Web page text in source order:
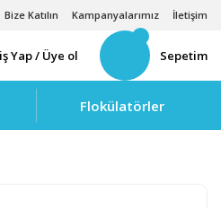
Bize Katılın Kampanyalarımız İletişim
Yap / Üye ol Sepetim
Flokülatörler